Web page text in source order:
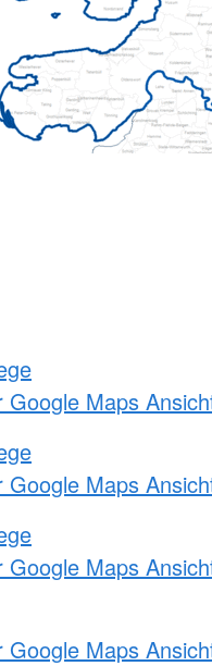
Google Maps
Google Maps
Google Maps
Google Maps